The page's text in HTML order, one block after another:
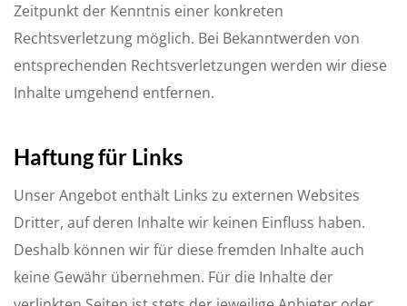
Zeitpunkt der Kenntnis einer konkreten
Rechtsverletzung möglich. Bei Bekanntwerden von
entsprechenden Rechtsverletzungen werden wir diese
Inhalte umgehend entfernen.
Haftung für Links
Unser Angebot enthält Links zu externen Websites
Dritter, auf deren Inhalte wir keinen Einfluss haben.
Deshalb können wir für diese fremden Inhalte auch
keine Gewähr übernehmen. Für die Inhalte der